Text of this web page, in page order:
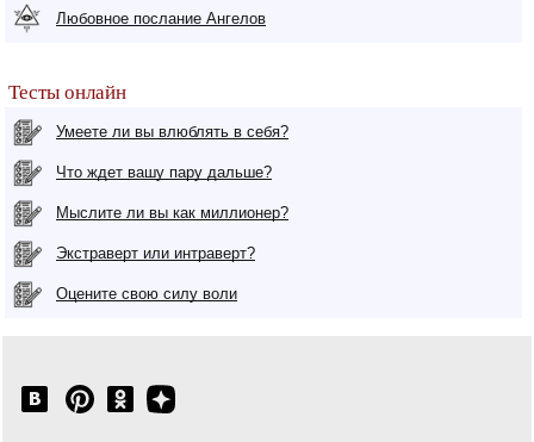
Любовное послание Ангелов
Тесты онлайн
Умеете ли вы влюблять в себя?
Что ждет вашу пару дальше?
Мыслите ли вы как миллионер?
Экстраверт или интраверт?
Оцените свою силу воли